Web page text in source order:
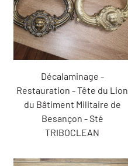
Décalaminage -
Restauration - Tête du Lion
du Bâtiment Militaire de
Besançon - Sté
TRIBOCLEAN